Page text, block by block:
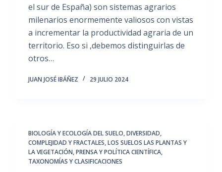
el sur de España) son sistemas agrarios
milenarios enormemente valiosos con vistas
a incrementar la productividad agraria de un
territorio. Eso si ,debemos distinguirlas de
otros…
JUAN JOSÉ IBÁÑEZ 29 JULIO 2024
BIOLOGÍA Y ECOLOGÍA DEL SUELO,DIVERSIDAD,
COMPLEJIDAD Y FRACTALES,LOS SUELOS LAS PLANTAS Y
LA VEGETACIÓN,PRENSA Y POLÍTICA CIENTÍFICA,
TAXONOMÍAS Y CLASIFICACIONES